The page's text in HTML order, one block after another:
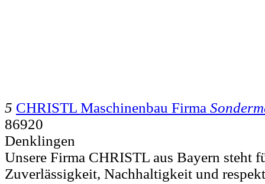
5 CHRISTL Maschinenbau Firma
86920
Denklingen
Unsere Firma CHRISTL aus Bayern steht
Zuverlässigkeit, Nachhaltigkeit und